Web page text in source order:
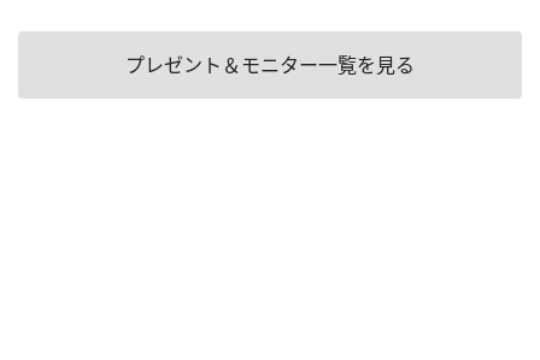
プレゼント＆モニター一覧を見る